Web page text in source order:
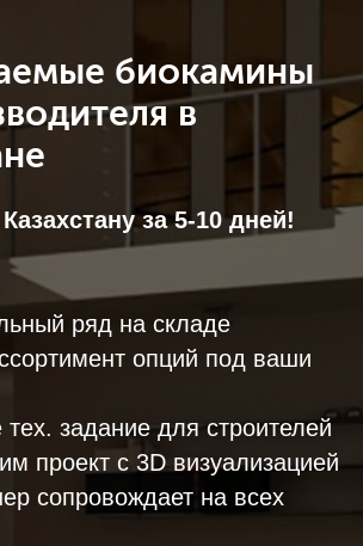
биокамины
в
за 5-10 дней!
ряд на складе
опций под ваши
задание для строителей
проект с 3D визуализацией
сопровождает на всех